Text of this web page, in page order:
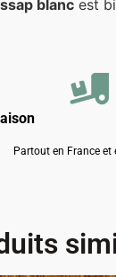
blanc est
Partout en France et